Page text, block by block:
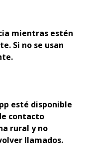
mientras estén
Si no se usan
esté disponible
contacto
rural y no
llamados.